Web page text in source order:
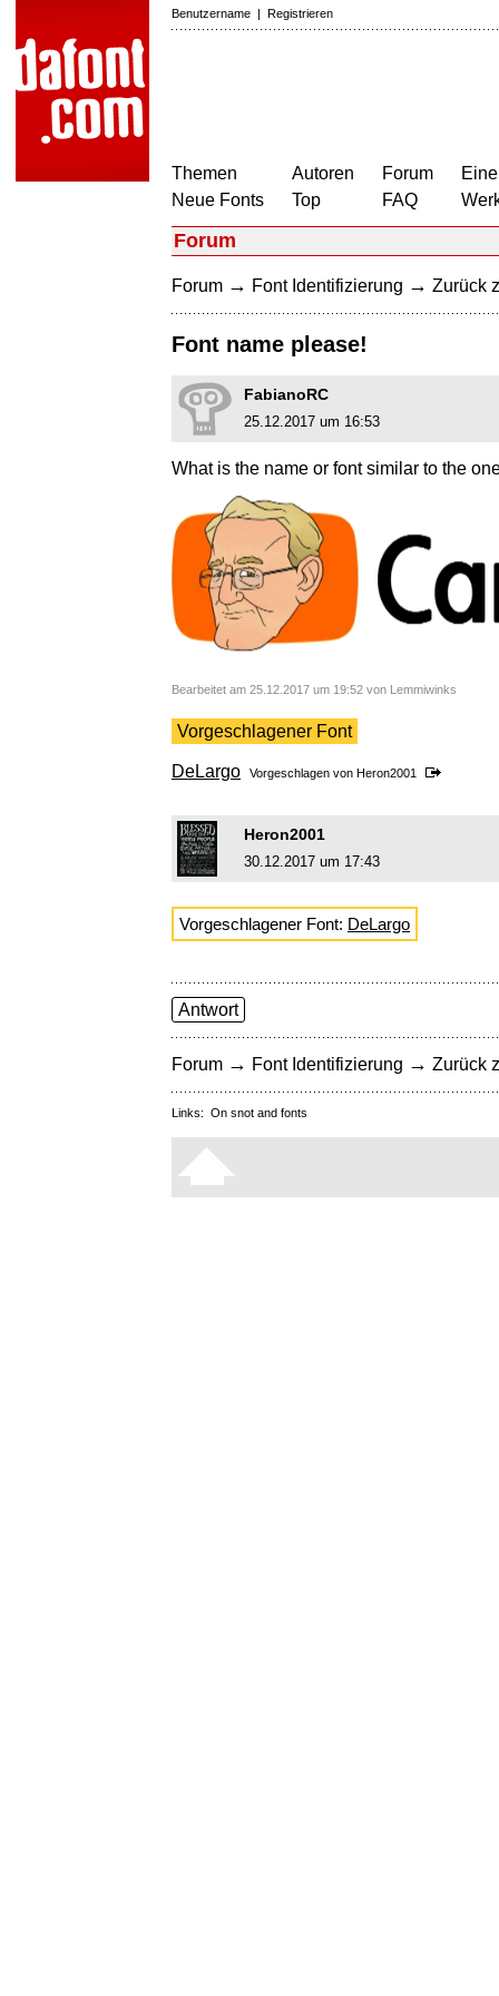
Benutzername | Registrieren
Themen
Neue Fonts
Autoren
Top
Forum
FAQ
Forum
Forum → Font Identifizierung → Zurück
Font name please!
FabianoRC
25.12.2017 um 16:53
What is the name or font similar to the
Bearbeitet am 25.12.2017 um 19:52 von Lemmiwinks
Vorgeschlagener Font
DeLargo Vorgeschlagen von Heron2001
Heron2001
30.12.2017 um 17:43
Vorgeschlagener Font: DeLargo
Antwort
Forum → Font Identifizierung → Zurück
Links: On snot and fonts